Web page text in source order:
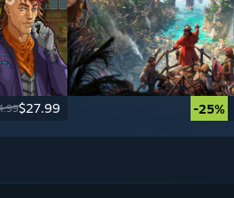
$27.99 -25%